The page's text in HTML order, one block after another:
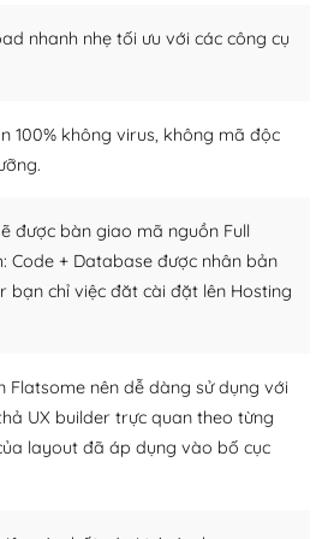
lớn, sẵn sàng hỗ trợ
bởi các nhân viên và những
WordPress, họ sẽ giúp bạn trả
bạn.
sẵn sàng hỗ trợ bạn
phần cài đặt thêm vào
các tính năng cần thiết. Có
miễn phí.
nhanh nhẹ tối ưu với các công cụ
100% không virus, không mã độc
được bàn giao mã nguồn Full
Code + Database được nhân bản
bạn chỉ việc đăt cài đặt lên Hosting
Flatsome nên dễ dàng sử dụng với
UX builder trực quan theo từng
layout đã áp dụng vào bố cục